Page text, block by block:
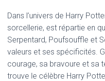
Dans l’univers de Harry
sorcellerie, est répartie en
Serpentard, Poufsouffle et
valeurs et ses spécificités.
courage, sa bravoure et sa
trouve le célèbre Harry